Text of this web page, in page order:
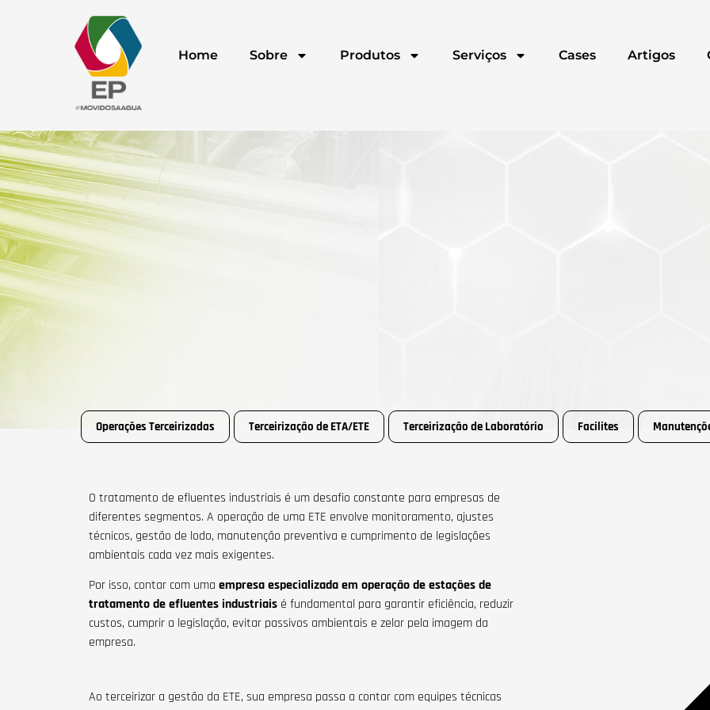
Home Sobre Produtos Serviços Cases Artigos
Operações Terceirizadas Terceirização de ETA/ETE Terceirização de Laboratório Facilites
O tratamento de efluentes industriais é um desafio constante para empresas de
diferentes segmentos. A operação de uma ETE envolve monitoramento, ajustes
técnicos, gestão de lodo, manutenção preventiva e cumprimento de legislações
ambientais cada vez mais exigentes.
Por isso, contar com uma empresa especializada em operação de estações de
tratamento de efluentes industriais é fundamental para garantir eficiência, reduzir
custos, cumprir a legislação, evitar passivos ambientais e zelar pela imagem da
empresa.
Ao terceirizar a gestão da ETE, sua empresa passa a contar com equipes técnicas